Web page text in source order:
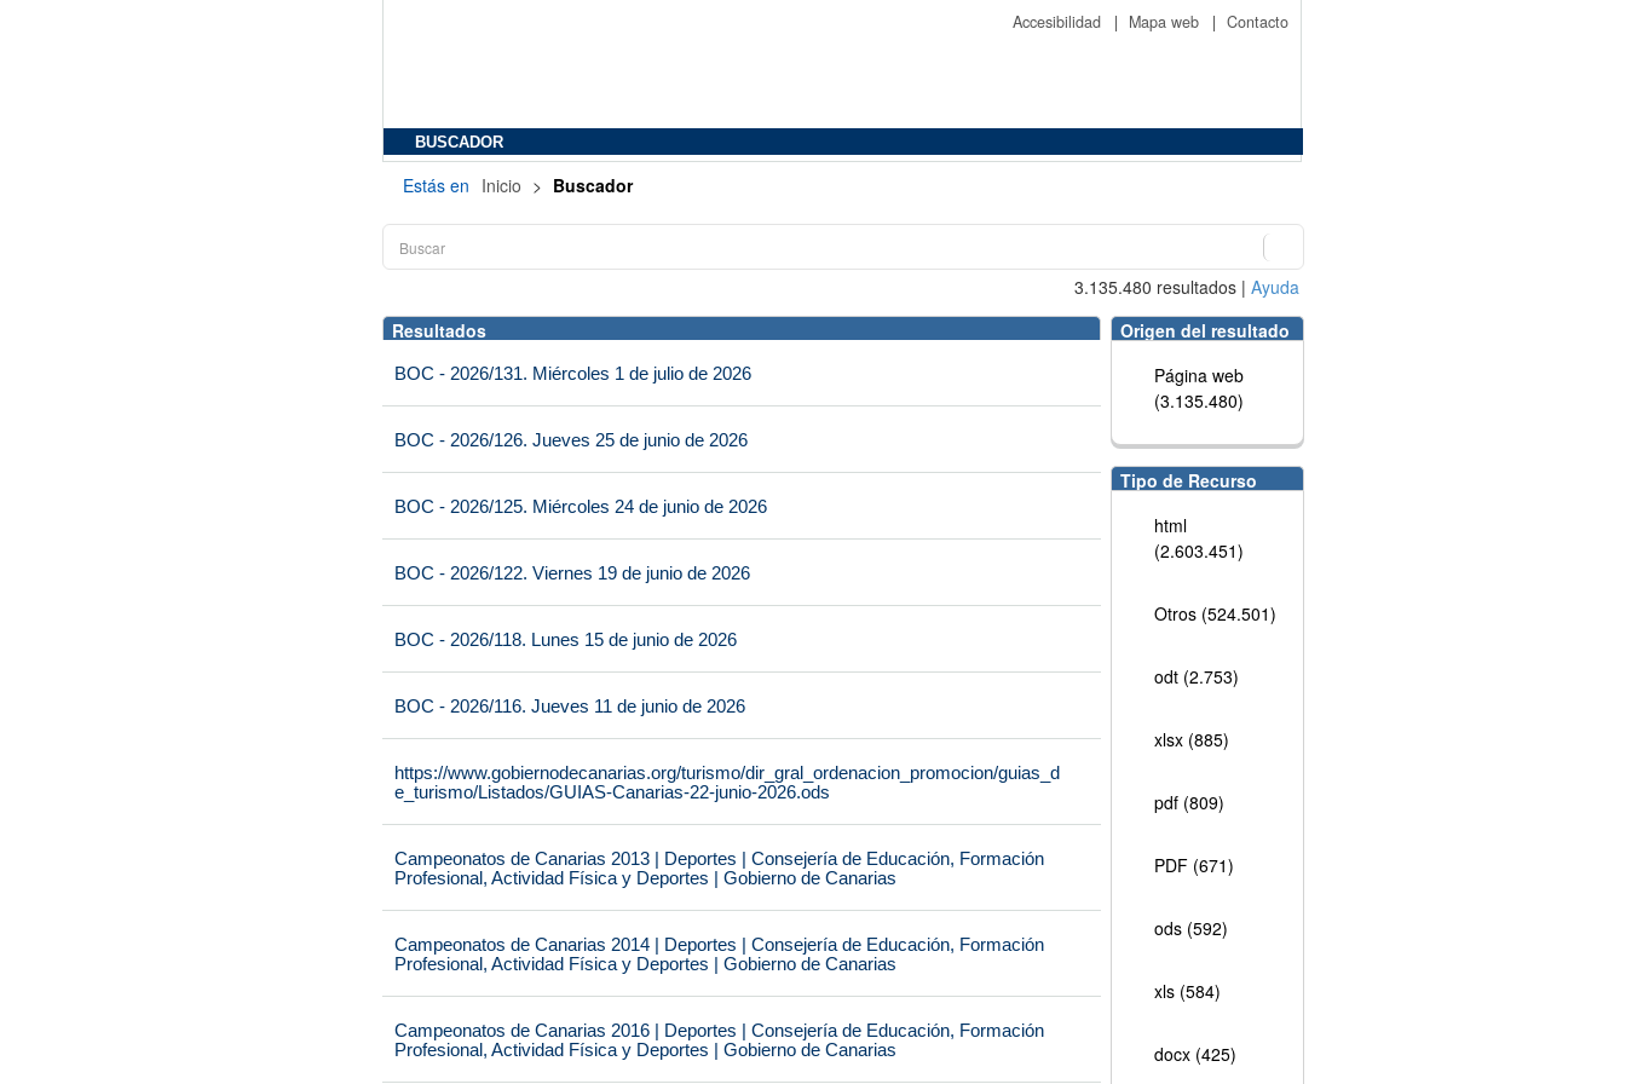
Accesibilidad | Mapa web | Contacto
BUSCADOR
Estás en Inicio > Buscador
3.135.480 resultados | Ayuda
Resultados
BOC - 2026/131. Miércoles 1 de julio de 2026
BOC - 2026/126. Jueves 25 de junio de 2026
BOC - 2026/125. Miércoles 24 de junio de 2026
BOC - 2026/122. Viernes 19 de junio de 2026
BOC - 2026/118. Lunes 15 de junio de 2026
BOC - 2026/116. Jueves 11 de junio de 2026
https://www.gobiernodecanarias.org/turismo/dir_gral_ordenacion_promocion/guias_d
e_turismo/Listados/GUIAS-Canarias-22-junio-2026.ods
Campeonatos de Canarias 2013 | Deportes | Consejería de Educación, Formación
Profesional, Actividad Física y Deportes | Gobierno de Canarias
Campeonatos de Canarias 2014 | Deportes | Consejería de Educación, Formación
Profesional, Actividad Física y Deportes | Gobierno de Canarias
Campeonatos de Canarias 2016 | Deportes | Consejería de Educación, Formación
Profesional, Actividad Física y Deportes | Gobierno de Canarias
Origen del resultado
Página web
(3.135.480)
Tipo de Recurso
html
(2.603.451)
Otros (524.501)
odt (2.753)
xlsx (885)
pdf (809)
PDF (671)
ods (592)
xls (584)
docx (425)